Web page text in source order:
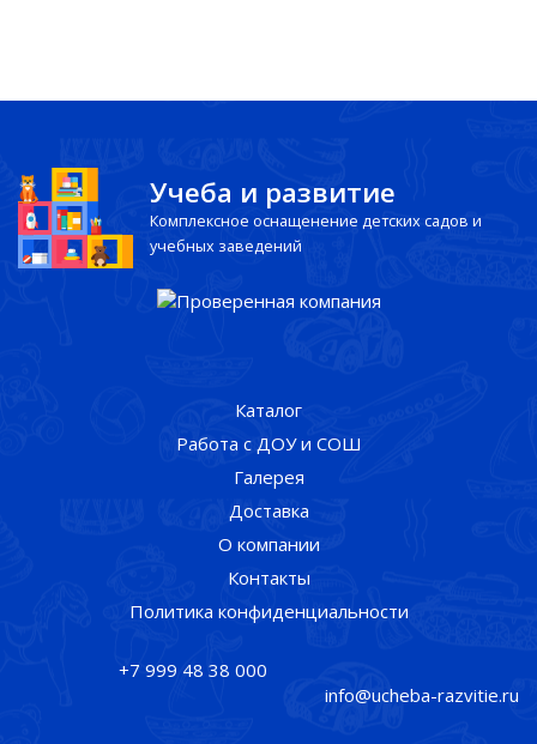
Учеба и развитие
Комплексное оснащенение детских садов и
учебных заведений
Каталог
Работа с ДОУ и СОШ
Галерея
Доставка
О компании
Контакты
Политика конфиденциальности
+7 999 48 38 000
info@ucheba-razvitie.ru